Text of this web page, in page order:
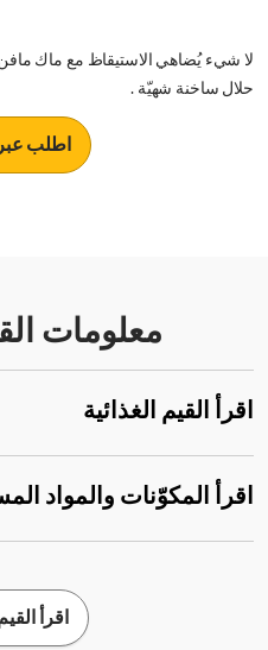
لا شيء يُضاهي الاستيقاظ مع ماك
حلال ساخنة شهيّة .
اطلب
معلومات
اقرأ القيم الغذائية
اقرأ المكوّنات والمواد
اقرأ